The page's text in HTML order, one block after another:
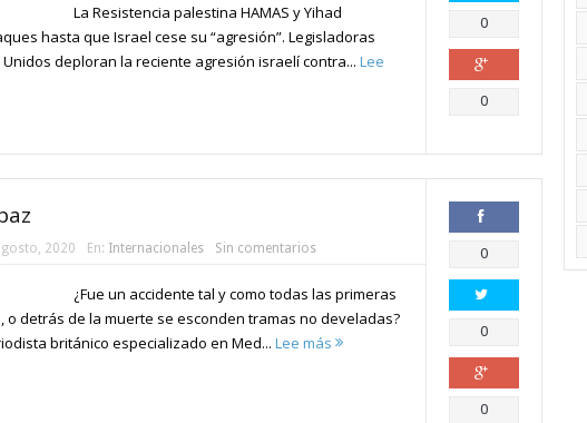
La Resistencia palestina HAMAS y Yihad
hasta que Israel cese su “agresión”. Legisladoras
deploran la reciente agresión israelí contra... Lee
Compartir
0
Compartir
0
2020 En: Internacionales Sin comentarios
¿Fue un accidente tal y como todas las primeras
o detrás de la muerte se esconden tramas no develadas?
británico especializado en Med... Lee más
Compartir
0
Compartir
0
Compartir
0